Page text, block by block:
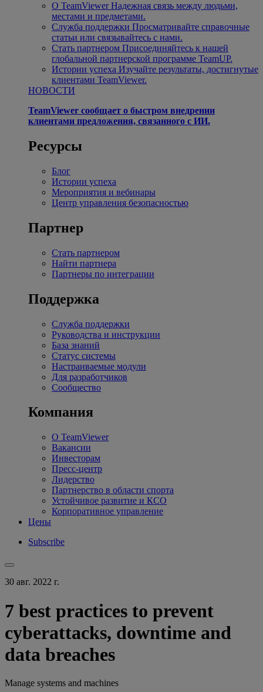
О TeamViewer Надежная связь между людьми,
местами и предметами.
Служба поддержки Просматривайте справочные
статьи или связывайтесь с нами.
Стать партнером Присоединяйтесь к нашей
глобальной партнерской программе TeamUP.
Истории успеха Изучайте результаты, достигнутые
клиентами TeamViewer.
НОВОСТИ
TeamViewer сообщает о быстром внедрении
клиентами предложения, связанного с ИИ.
Ресурсы
Блог
Истории успеха
Мероприятия и вебинары
Центр управления безопасностью
Партнер
Стать партнером
Найти партнера
Партнеры по интеграции
Поддержка
Служба поддержки
Руководства и инструкции
База знаний
Статус системы
Настраиваемые модули
Для разработчиков
Сообщество
Компания
О TeamViewer
Вакансии
Инвесторам
Пресс-центр
Лидерство
Партнерство в области спорта
Устойчивое развитие и КСО
Корпоративное управление
Цены
Subscribe
30 авг. 2022 г.
7 best practices to prevent
cyberattacks, downtime and
data breaches
Manage systems and machines